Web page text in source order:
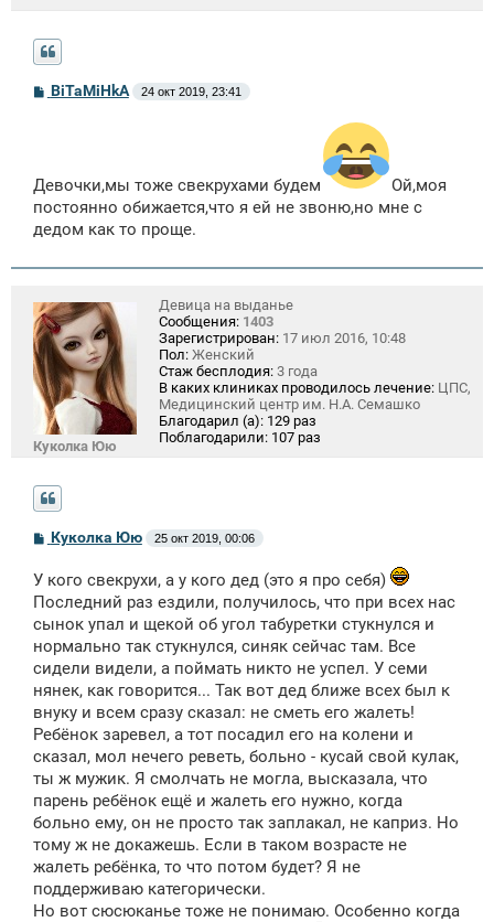
С
о
н
и
е
BiTaMiHkA 24 окт 2019, 23:41
Девочки,мы тоже свекрухами будем
Ой,моя
постоянно обижается,что я ей не звоню,но мне с
дедом как то проще.
Куколка Юю
Девица на выданье
Сообщения: 1403
Зарегистрирован: 17 июл 2016, 10:48
Пол: Женский
Стаж бесплодия: 3 года
В каких клиниках проводилось лечение: ЦПС,
Медицинский центр им. Н.А. Семашко
Благодарил (а): 129 раз
Поблагодарили: 107 раз
С
о
б
щ
е
н
и
Куколка Юю 25 окт 2019, 00:06
У кого свекрухи, а у кого дед (это я про себя)
Последний раз ездили, получилось, что при всех нас
сынок упал и щекой об угол табуретки стукнулся и
нормально так стукнулся, синяк сейчас там. Все
сидели видели, а поймать никто не успел. У семи
нянек, как говорится... Так вот дед ближе всех был к
внуку и всем сразу сказал: не сметь его жалеть!
Ребёнок заревел, а тот посадил его на колени и
сказал, мол нечего реветь, больно - кусай свой кулак,
ты ж мужик. Я смолчать не могла, высказала, что
парень ребёнок ещё и жалеть его нужно, когда
больно ему, он не просто так заплакал, не каприз. Но
тому ж не докажешь. Если в таком возрасте не
жалеть ребёнка, то что потом будет? Я не
поддерживаю категорически.
Но вот сюсюканье тоже не понимаю. Особенно когда